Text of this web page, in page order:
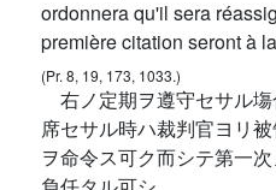
ordonnera qu'il sera
première citation seront à
(Pr. 8, 19, 173, 1033.)
右ノ定期ヲ遵守セサル
席セサル時ハ裁判官ヨリ
ヲ命令ス可ク而シテ第一